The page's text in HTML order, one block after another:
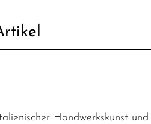
Handwerkskunst